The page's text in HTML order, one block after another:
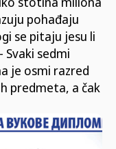
pohađaju
se pitaju jesu li
Svaki sedmi
je osmi razred
predmeta, a čak